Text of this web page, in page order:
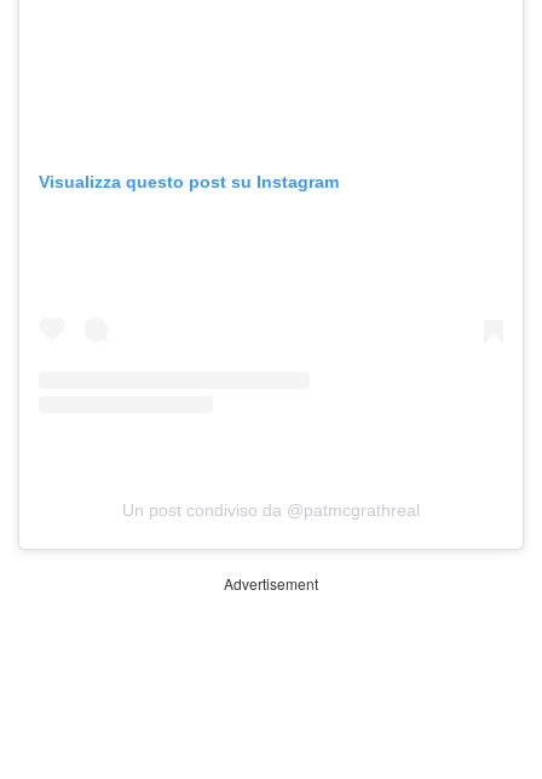
Visualizza questo post su Instagram
Un post condiviso da @patmcgrathreal
Advertisement